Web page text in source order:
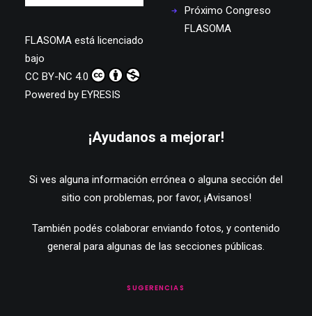
FLASOMA está licenciado
bajo
CC BY-NC 4.0
Powered by EYRESIS
Próximo Congreso
FLASOMA
¡Ayudanos a mejorar!
Si ves alguna información errónea o alguna sección del
sitio con problemas, por favor, ¡Avisanos!
También podés colaborar enviando fotos, y contenido
general para algunas de las secciones públicas.
SUGERENCIAS